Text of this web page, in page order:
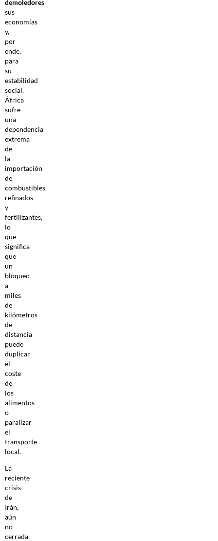
demoledores
sus
economías
y,
por
ende,
para
su
estabilidad
social.
África
sufre
una
dependencia
extrema
de
la
importación
de
combustibles
refinados
y
fertilizantes,
lo
que
significa
que
un
bloqueo
a
miles
de
kilómetros
de
distancia
puede
duplicar
el
coste
de
los
alimentos
o
paralizar
el
transporte
local.
La
reciente
crisis
de
Irán,
aún
no
cerrada